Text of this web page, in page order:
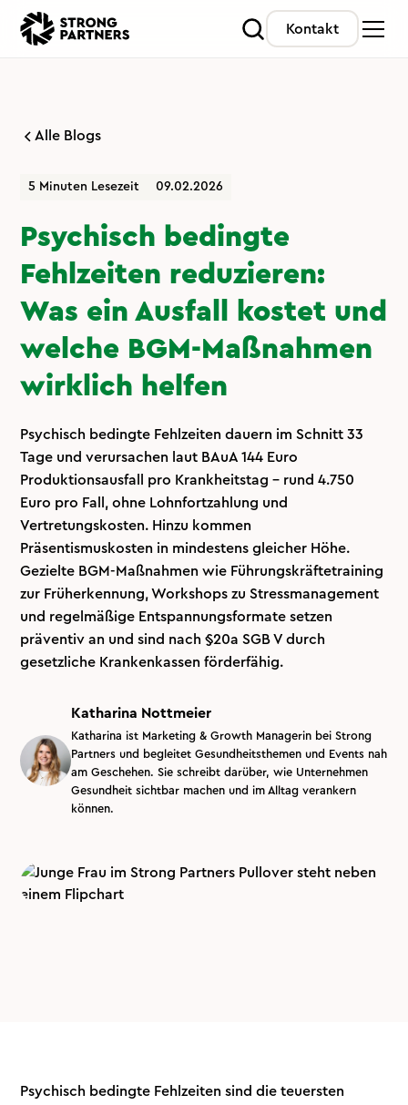
Kontakt
Alle Blogs
5 Minuten Lesezeit 09.02.2026
Psychisch bedingte
Fehlzeiten reduzieren:
Was ein Ausfall kostet und
welche BGM-Maßnahmen
wirklich helfen
Psychisch bedingte Fehlzeiten dauern im Schnitt 33
Tage und verursachen laut BAuA 144 Euro
Produktionsausfall pro Krankheitstag – rund 4.750
Euro pro Fall, ohne Lohnfortzahlung und
Vertretungskosten. Hinzu kommen
Präsentismuskosten in mindestens gleicher Höhe.
Gezielte BGM-Maßnahmen wie Führungskräftetraining
zur Früherkennung, Workshops zu Stressmanagement
und regelmäßige Entspannungsformate setzen
präventiv an und sind nach §20a SGB V durch
gesetzliche Krankenkassen förderfähig.
Katharina Nottmeier
Katharina ist Marketing & Growth Managerin bei Strong
Partners und begleitet Gesundheitsthemen und Events nah
am Geschehen. Sie schreibt darüber, wie Unternehmen
Gesundheit sichtbar machen und im Alltag verankern
können.
Psychisch bedingte Fehlzeiten sind die teuersten